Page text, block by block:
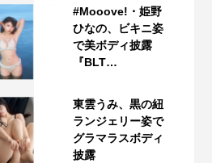
#Mooove!・姫野
ひなの、ビキニ姿
で美ボディ披露
『BLT…
東雲うみ、黒の紐
ランジェリー姿で
グラマラスボディ
披露